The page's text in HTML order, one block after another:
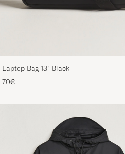
Laptop Bag 13" Black
70€